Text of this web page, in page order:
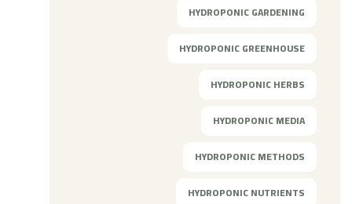
HYDROPONIC GARDENING
HYDROPONIC GREENHOUSE
HYDROPONIC HERBS
HYDROPONIC MEDIA
HYDROPONIC METHODS
HYDROPONIC NUTRIENTS